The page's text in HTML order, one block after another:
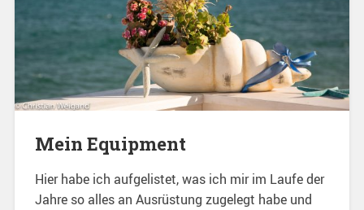
Mein Equipment
Hier habe ich aufgelistet, was ich mir im Laufe der
Jahre so alles an Ausrüstung zugelegt habe und